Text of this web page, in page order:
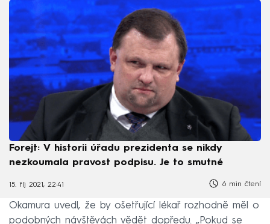
Forejt: V historii úřadu prezidenta se nikdy
nezkoumala pravost podpisu. Je to smutné
15. říj 2021, 22:41 6 min čtení
Okamura uvedl, že by ošetřující lékař rozhodně měl o
podobných návštěvách vědět dopředu. „Pokud se